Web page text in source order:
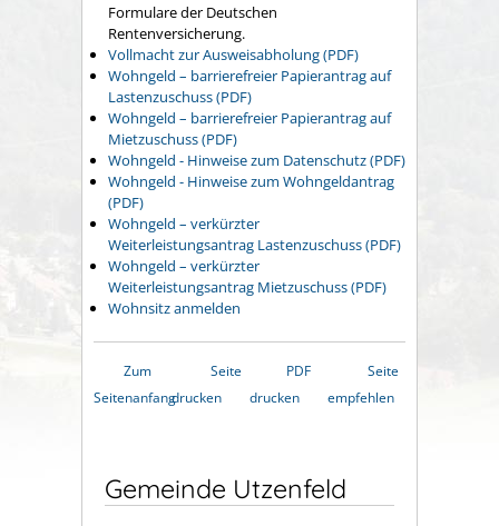
Formulare der Deutschen
Rentenversicherung.
Vollmacht zur Ausweisabholung (PDF)
Wohngeld – barrierefreier Papierantrag auf
Lastenzuschuss (PDF)
Wohngeld – barrierefreier Papierantrag auf
Mietzuschuss (PDF)
Wohngeld - Hinweise zum Datenschutz (PDF)
Wohngeld - Hinweise zum Wohngeldantrag
(PDF)
Wohngeld – verkürzter
Weiterleistungsantrag Lastenzuschuss (PDF)
Wohngeld – verkürzter
Weiterleistungsantrag Mietzuschuss (PDF)
Wohnsitz anmelden
Zum
Seitenanfang
Seite
drucken
PDF
drucken
Seite
empfehlen
Gemeinde Utzenfeld